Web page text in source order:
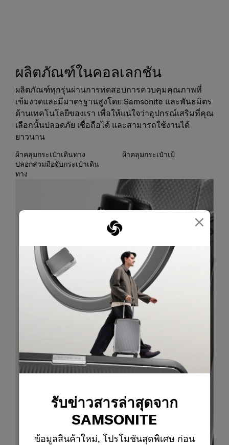
×
รับข่าวสารล่าสุดจาก
SAMSONITE
ข้อมูลสินค้าใหม่, โปรโมชันสุดพิเศษ ก่อน
ผลิตภัณฑ์ในคอลเลกชัน
ผลิตภัณฑ์ทุกรุ่นผ่านการทดสอบการควบคุมคุณภาพที่
เข้มงวดและมีมาตรฐานสูงโดย Samsonite และพันธมิตร
ด้านเทคโนโลยีของเรา เพื่อให้แน่ใจว่าอุปกรณ์เสริมที่คุณ
เลือกนั้นปลอดภัย เชื่อถือได้ และสามารถใช้งานได้
ยาวนาน
ผ้าคลุมกระเป๋าเดินทาง
ผ้าคลุมกระเป๋าเป้
ปลอกสวมมือจับกระเป๋าเดิน
ทาง